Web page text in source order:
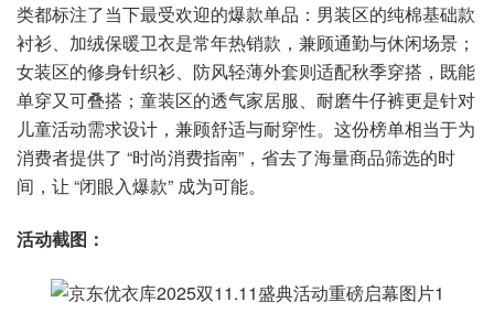
类都标注了当下最受欢迎的爆款单品：男装区的纯棉基础款
衬衫、加绒保暖卫衣是常年热销款，兼顾通勤与休闲场景；
女装区的修身针织衫、防风轻薄外套则适配秋季穿搭，既能
单穿又可叠搭；童装区的透气家居服、耐磨牛仔裤更是针对
儿童活动需求设计，兼顾舒适与耐穿性。这份榜单相当于为
消费者提供了 “时尚消费指南”，省去了海量商品筛选的时
间，让 “闭眼入爆款” 成为可能。
活动截图：